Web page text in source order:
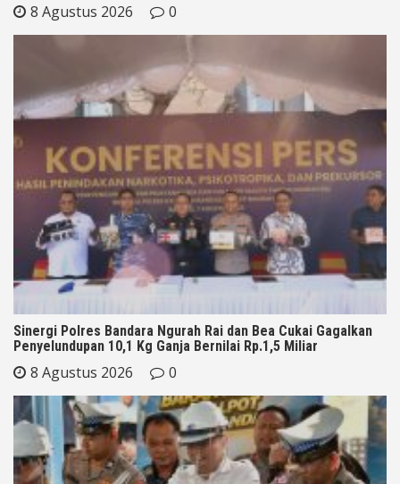
8 Agustus 2026 0
Sinergi Polres Bandara Ngurah Rai dan Bea Cukai Gagalkan
Penyelundupan 10,1 Kg Ganja Bernilai Rp.1,5 Miliar
8 Agustus 2026 0